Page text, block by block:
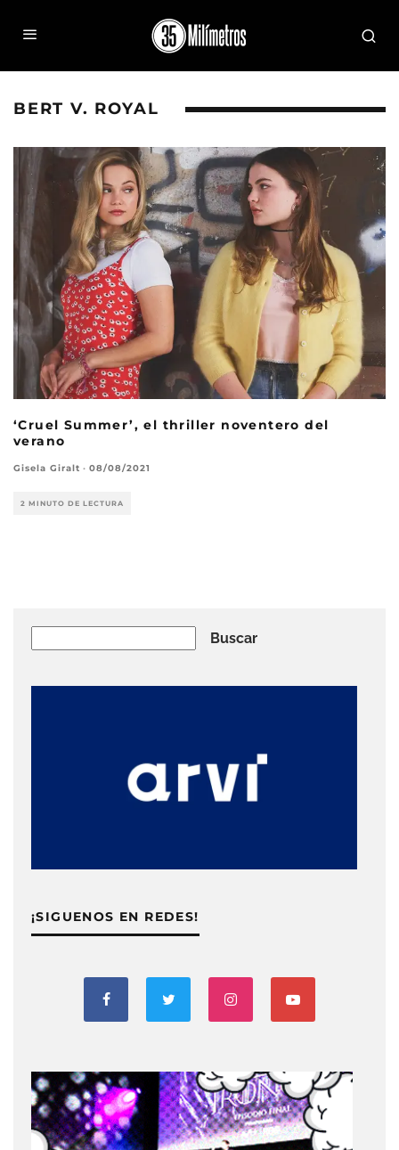
BERT V. ROYAL
‘Cruel Summer’, el thriller noventero del
verano
Gisela Giralt · 08/08/2021
2 MINUTO DE LECTURA
Buscar
¡SIGUENOS EN REDES!